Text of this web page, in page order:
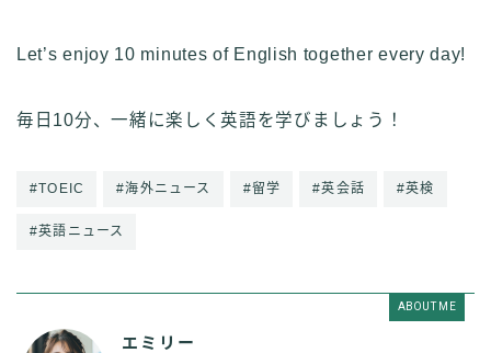
Let’s enjoy 10 minutes of English together every day!
毎日10分、一緒に楽しく英語を学びましょう！
#TOEIC #海外ニュース #留学 #英会話 #英検
#英語ニュース
ABOUT ME
エミリー